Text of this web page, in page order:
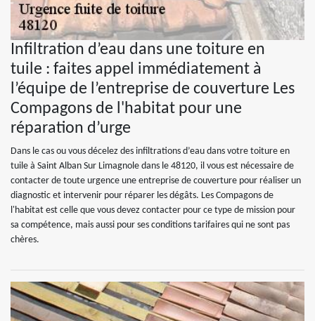
Infiltration d’eau dans une toiture en
tuile : faites appel immédiatement à
l’équipe de l’entreprise de couverture Les
Compagons de l'habitat pour une
réparation d’urge
Dans le cas ou vous décelez des infiltrations d’eau dans votre toiture en
tuile à Saint Alban Sur Limagnole dans le 48120, il vous est nécessaire de
contacter de toute urgence une entreprise de couverture pour réaliser un
diagnostic et intervenir pour réparer les dégâts. Les Compagons de
l'habitat est celle que vous devez contacter pour ce type de mission pour
sa compétence, mais aussi pour ses conditions tarifaires qui ne sont pas
chères.